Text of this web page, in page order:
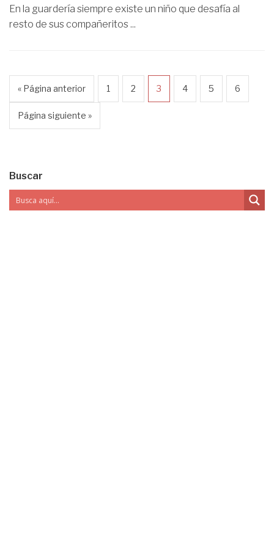
En la guardería siempre existe un niño que desafía al
resto de sus compañeritos ...
« Página anterior 1 2 3 4 5 6
Página siguiente »
Buscar